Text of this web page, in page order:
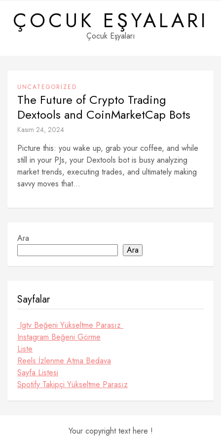
contentÇOCUK EŞYALARI
Çocuk Eşyaları
UNCATEGORIZED
The Future of Crypto Trading
Dextools and CoinMarketCap Bots
Kasım 24, 2024
Picture this: you wake up, grab your coffee, and while
still in your PJs, your Dextools bot is busy analyzing
market trends, executing trades, and ultimately making
savvy moves that...
Ara
Ara
Sayfalar
Igtv Beğeni Yükseltme Parasız
Instagram Beğeni Görme
Liste
Reels İzlenme Atma Bedava
Sayfa Listesi
Spotify Takipçi Yükseltme Parasız
Your copyright text here !